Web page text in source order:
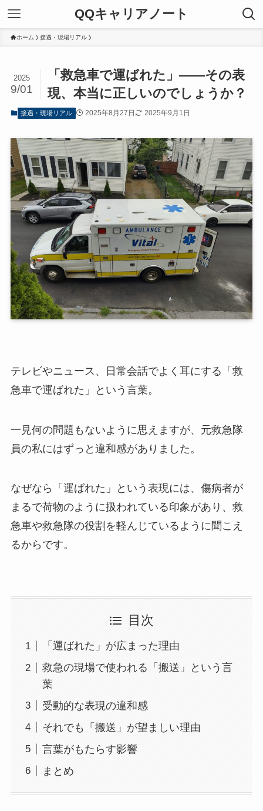
QQキャリアノート
ホーム 接遇・現場リアル
「救急車で運ばれた」――その表
現、本当に正しいのでしょうか？
2025
9/01
接遇・現場リアル 2025年8月27日 2025年9月1日
テレビやニュース、日常会話でよく耳にする「救
急車で運ばれた」という言葉。
一見何の問題もないように思えますが、元救急隊
員の私にはずっと違和感がありました。
なぜなら「運ばれた」という表現には、傷病者が
まるで荷物のように扱われている印象があり、救
急車や救急隊の役割を軽んじているように聞こえ
るからです。
目次
「運ばれた」が広まった理由
救急の現場で使われる「搬送」という言
葉
受動的な表現の違和感
それでも「搬送」が望ましい理由
言葉がもたらす影響
まとめ